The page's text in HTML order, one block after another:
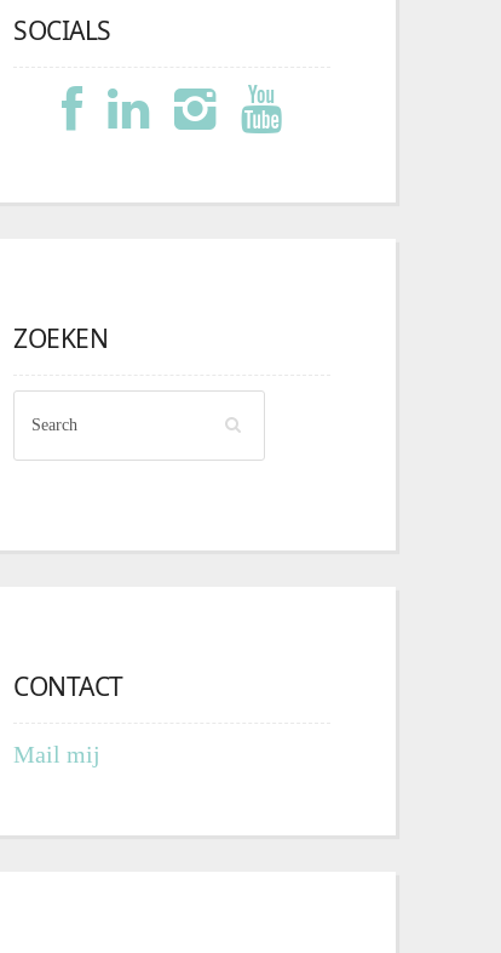
SOCIALS
ZOEKEN
CONTACT
Mail mij